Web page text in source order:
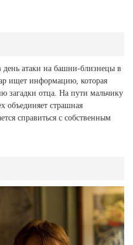
день атаки на башни-близнецы в
ищет информацию, которая
загадки отца. На пути мальчику
объединяет страшная
справиться с собственным